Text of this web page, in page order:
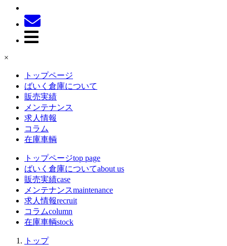
×
トップページ
ばいく倉庫について
販売実績
メンテナンス
求人情報
コラム
在庫車輌
トップページtop page
ばいく倉庫についてabout us
販売実績case
メンテナンスmaintenance
求人情報recruit
コラムcolumn
在庫車輌stock
トップ